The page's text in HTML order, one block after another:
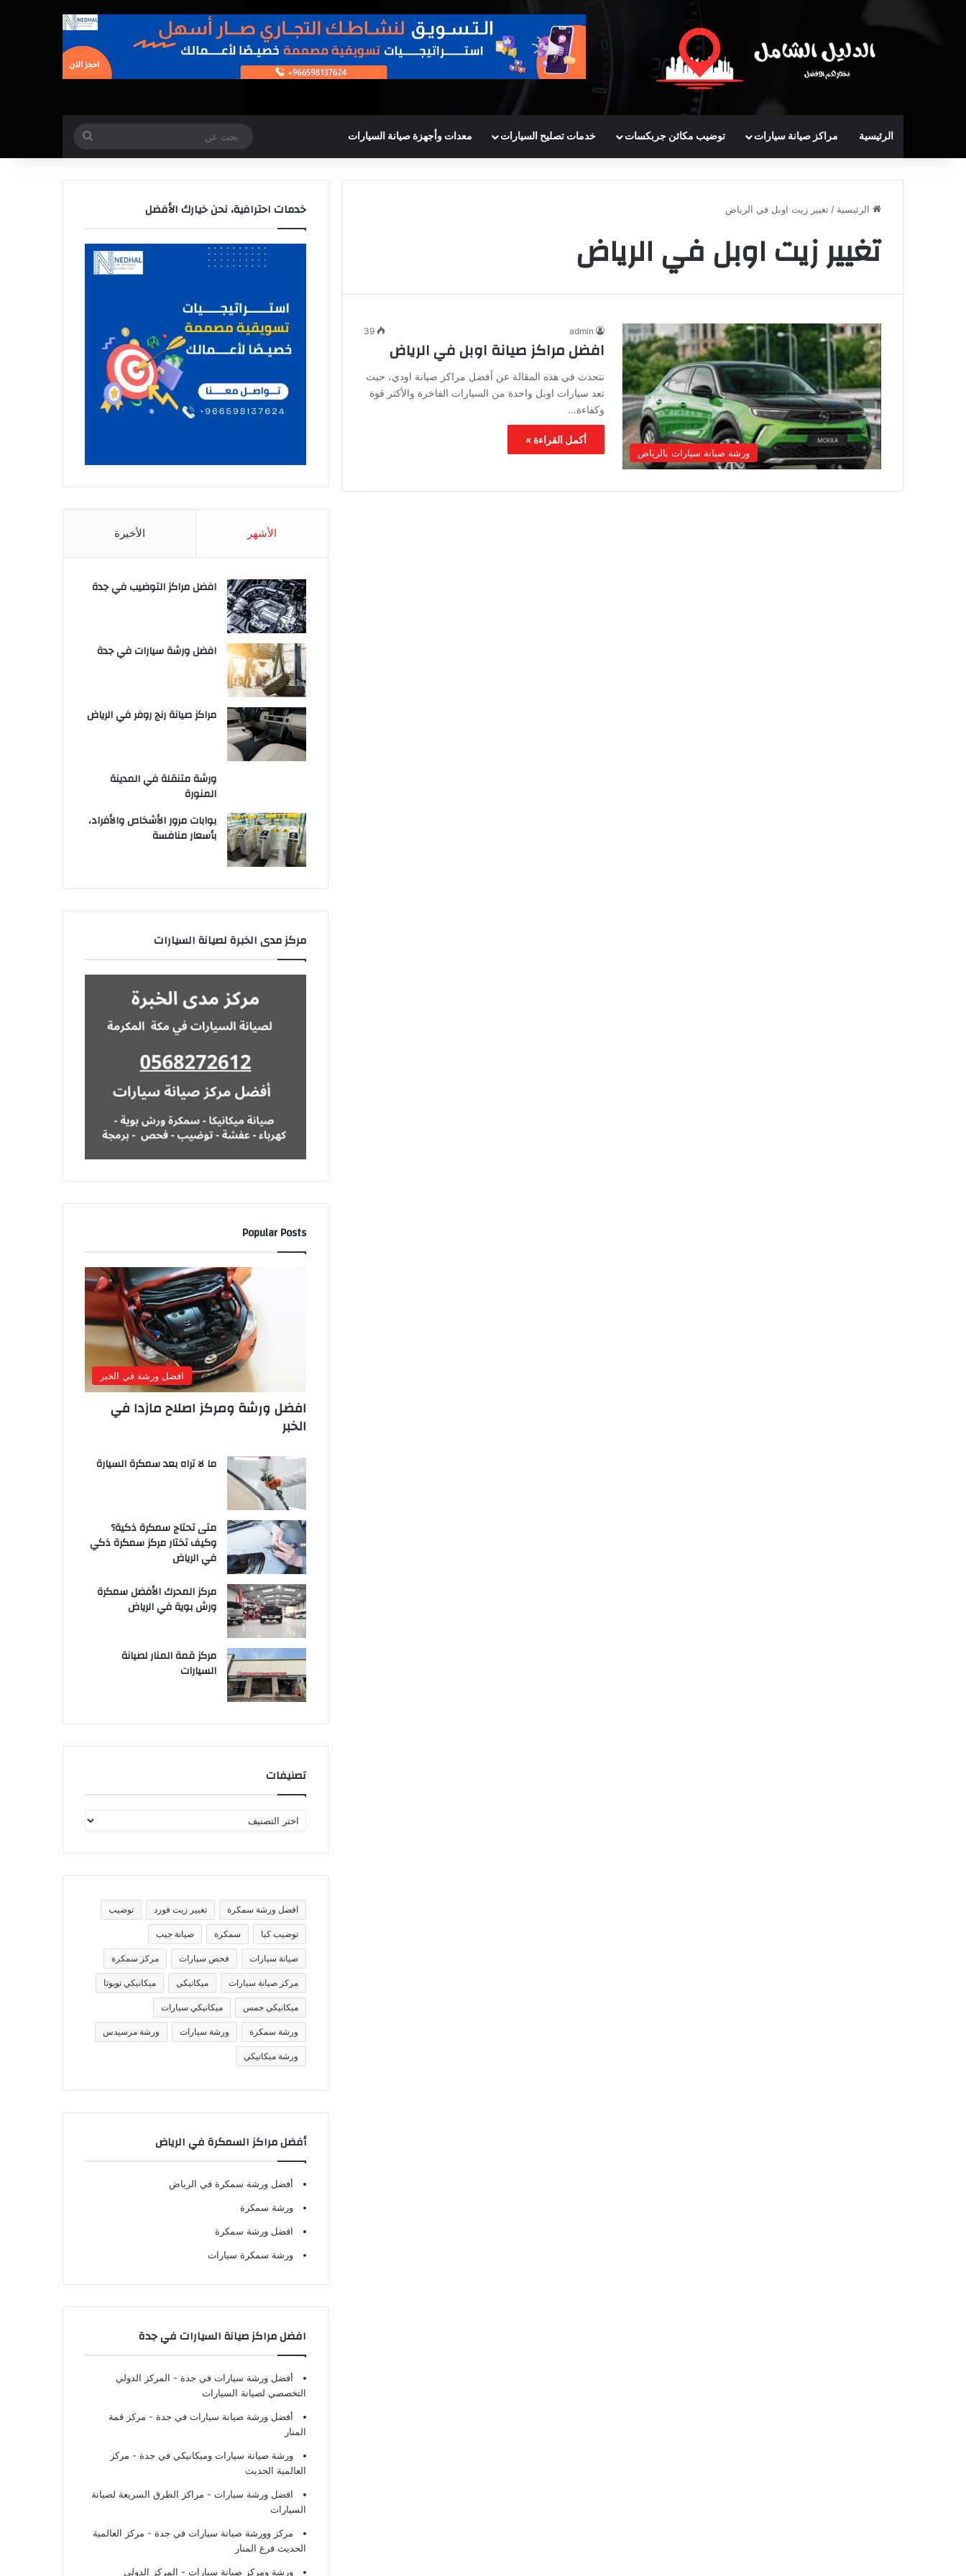
الرئيسية مراكز صيانة سيارات توضيب مكائن جربكسات خدمات تصليح السيارات معدات وأجهزة صيانة السيارات
عن
الرئيسية /تغيير زيت اوبل في الرياض
تغيير زيت اوبل في الرياض
ورشة صيانة سيارات بالرياض
admin
39
افضل مراكز صيانة اوبل في الرياض
نتحدث في هذه المقالة عن أفضل مراكز صيانة اودي، حيث
تعد سيارات اوبل واحدة من السيارات الفاخرة والأكثر قوة
وكفاءة…
أكمل القراءة »
خدمات احترافية، نحن خيارك الأفضل
الأشهر الأخيرة
افضل مراكز التوضيب في جدة
افضل ورشة سيارات في جدة
مراكز صيانة رنج روفر في الرياض
ورشة متنقلة في المدينة
المنورة
بوابات مرور الأشخاص والأفراد،
بأسعار منافسة
مركز مدى الخبرة لصيانة السيارات
Popular Posts
افضل ورشة في الخبر
افضل ورشة ومركز اصلاح مازدا في
الخبر
ما لا تراه بعد سمكرة السيارة
متى تحتاج سمكرة ذكية؟
وكيف تختار مركز سمكرة ذكي
في الرياض
مركز المحرك الأفضل سمكرة
ورش بوية في الرياض
مركز قمة المنار لصيانة
السيارات
تصنيفات
ص
ف
تافضل ورشة سمكرة تغيير زيت فورد توضيب
توضيب كيا سمكرة صيانة جيب
صيانة سيارات فحص سيارات مركز سمكرة
مركز صيانة سيارات ميكانيكي ميكانيكي تويوتا
ميكانيكي جمس ميكانيكي سيارات
ورشة سمكرة ورشة سيارات ورشة مرسيدس
ورشة ميكانيكي
أفضل مراكز السمكرة في الرياض
أفضل ورشة سمكرة في الرياض
ورشة سمكرة
افضل ورشة سمكرة
ورشة سمكرة سيارات
افضل مراكز صيانة السيارات في جدة
أفضل ورشة سيارات في جدة - المركز الدولي
التخصصي لصيانة السيارات
أفضل ورشة صيانة سيارات في جدة - مركز قمة
المنار
ورشة صيانة سيارات وميكانيكي في جدة - مركز
العالمية الحديث
افضل ورشة سيارات - مراكز الطرق السريعة لصيانة
السيارات
مركز وورشة صيانة سيارات في جدة - مركز العالمية
الحديث فرع المنار
ورشة ومركز صيانة سيارات - المركز الدولي